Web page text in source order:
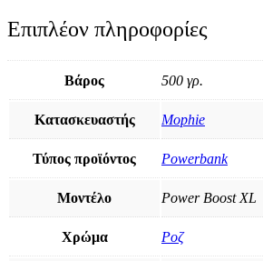
Επιπλέον πληροφορίες
Βάρος 500 γρ.
Κατασκευαστής Mophie
Τύπος προϊόντος Powerbank
Μοντέλο Power Boost XL
Χρώμα Ροζ